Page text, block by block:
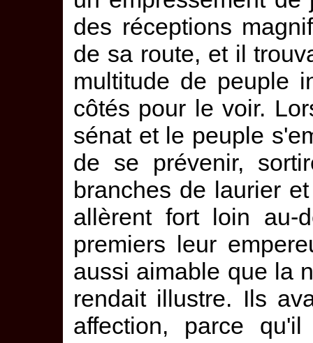
des réceptions
de sa route, et il
multitude de peuple
côtés pour le voir.
sénat et le peuple
de se prévenir,
branches de laurier
allèrent fort loin au-
premiers leur
aussi aimable que la
rendait illustre. Ils
affection, parce